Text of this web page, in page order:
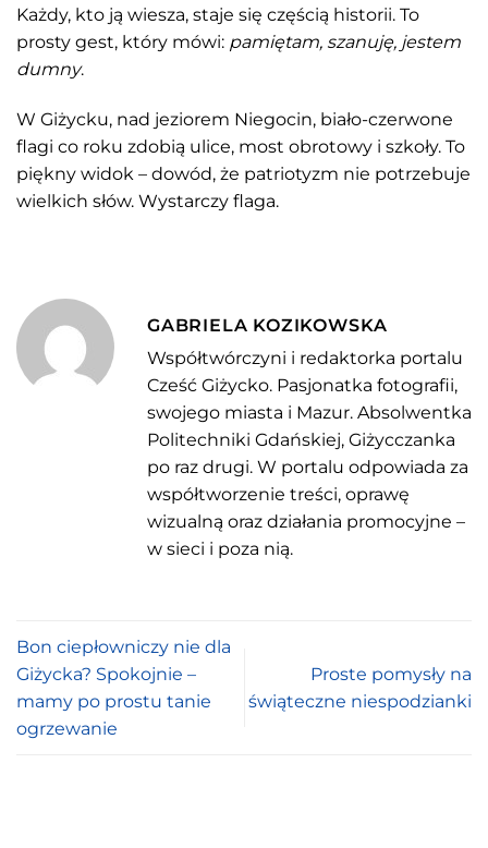
Każdy, kto ją wiesza, staje się częścią historii. To
prosty gest, który mówi: pamiętam, szanuję, jestem
dumny.
W Giżycku, nad jeziorem Niegocin, biało-czerwone
flagi co roku zdobią ulice, most obrotowy i szkoły. To
piękny widok – dowód, że patriotyzm nie potrzebuje
wielkich słów. Wystarczy flaga.
GABRIELA KOZIKOWSKA
Współtwórczyni i redaktorka portalu
Cześć Giżycko. Pasjonatka fotografii,
swojego miasta i Mazur. Absolwentka
Politechniki Gdańskiej, Giżycczanka
po raz drugi. W portalu odpowiada za
współtworzenie treści, oprawę
wizualną oraz działania promocyjne –
w sieci i poza nią.
Bon ciepłowniczy nie dla
Giżycka? Spokojnie –
mamy po prostu tanie
ogrzewanie
Proste pomysły na
świąteczne niespodzianki